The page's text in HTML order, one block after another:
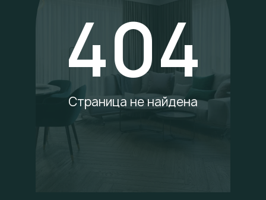
404
Страница не найдена